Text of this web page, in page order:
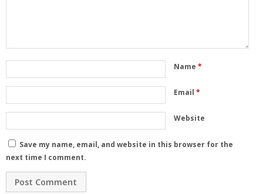
Name *
Email *
Website
Save my name, email, and website in this browser for the
next time I comment.